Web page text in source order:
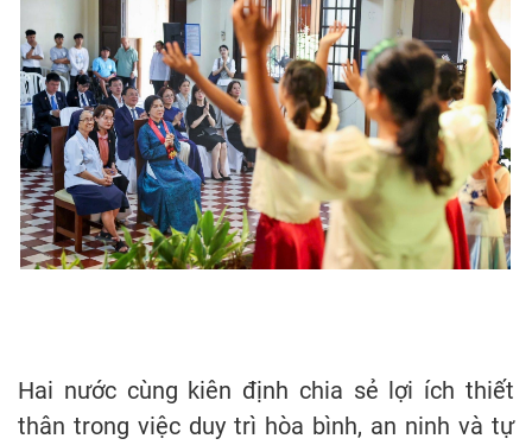
Hai nước cùng kiên định chia sẻ lợi ích thiết
thân trong việc duy trì hòa bình, an ninh và tự